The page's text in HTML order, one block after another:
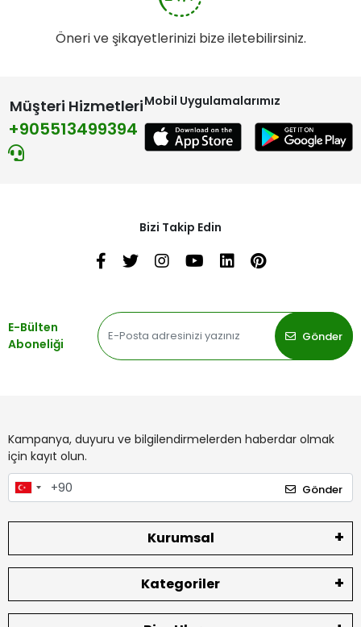
Öneri ve şikayetlerinizi bize iletebilirsiniz.
Müşteri Hizmetleri
+905513499394
Mobil Uygulamalarımız
Bizi Takip Edin
E-Bülten
Aboneliği
Gönder
Kampanya, duyuru ve bilgilendirmelerden haberdar olmak
için kayıt olun.
Gönder
Kurumsal
Kategoriler